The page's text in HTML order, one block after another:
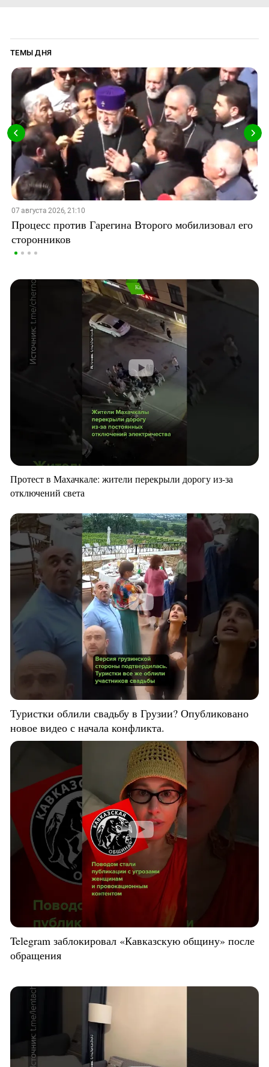
ТЕМЫ ДНЯ
07 августа 2026, 21:10
Процесс против Гарегина Второго мобилизовал его
сторонников
Протест в Махачкале: жители перекрыли дорогу из-за
отключений света
Туристки облили свадьбу в Грузии? Опубликовано
новое видео с начала конфликта.
Telegram заблокировал «Кавказскую общину» после
обращения